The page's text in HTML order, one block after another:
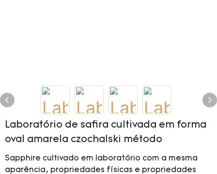
Laboratório de safira cultivada em forma
oval amarela czochalski método
Sapphire cultivado em laboratório com a mesma
aparência, propriedades físicas e propriedades